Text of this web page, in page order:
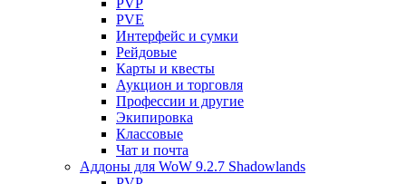
PVP
PVE
Интерфейс и сумки
Рейдовые
Карты и квесты
Аукцион и торговля
Профессии и другие
Экипировка
Классовые
Чат и почта
Аддоны для WoW 9.2.7 Shadowlands